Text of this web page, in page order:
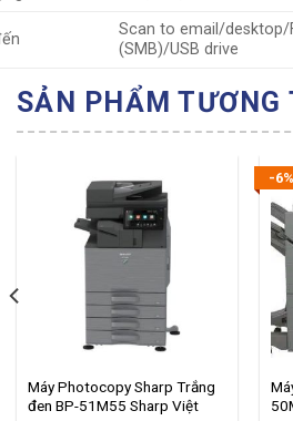
Scan to email/
(SMB)/USB drive
SẢN PHẨM TƯƠNG
Máy Photocopy Sharp Trắng
đen BP-51M55 Sharp Việt
-6%